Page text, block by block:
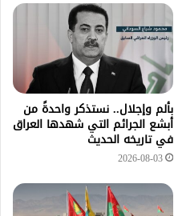
بألم وإجلال.. نستذكر واحدةً من
أبشع الجرائم التي شهدها العراق
في تاريخه الحديث
2026-08-03